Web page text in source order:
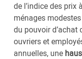
de l’indice des
ménages
du pouvoir d’achat
ouvriers et
annuelles, une